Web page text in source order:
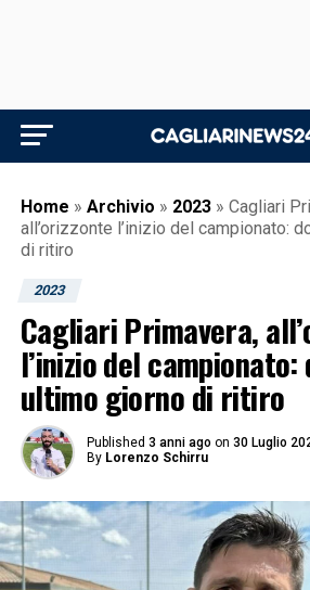
Home » Archivio » 2023 » Cagliari
all’orizzonte l’inizio del campionato:
di ritiro
2023
Cagliari Primavera,
l’inizio del campionato:
ultimo giorno di ritiro
Published 3 anni ago on 30 Luglio
By Lorenzo Schirru